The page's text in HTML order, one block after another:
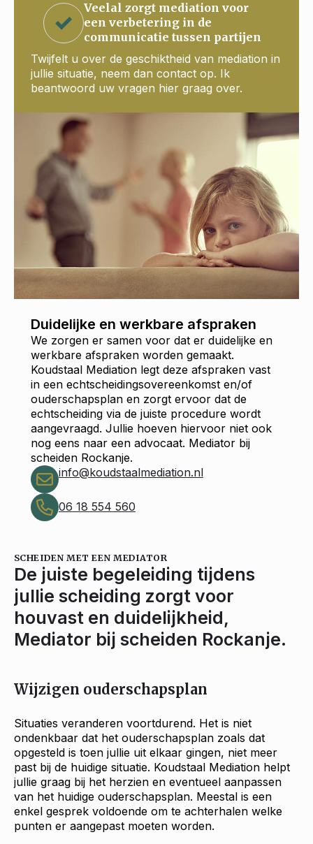
Veelal zorgt mediation voor
een verbetering in de
communicatie tussen partijen
Twijfelt u over de geschiktheid van mediation in
jullie situatie, neem dan contact op. Ik
beantwoord uw vragen hier graag over.
Duidelijke en werkbare afspraken
We zorgen er samen voor dat er duidelijke en
werkbare afspraken worden gemaakt.
Koudstaal Mediation legt deze afspraken vast
in een echtscheidingsovereenkomst en/of
ouderschapsplan en zorgt ervoor dat de
echtscheiding via de juiste procedure wordt
aangevraagd. Jullie hoeven hiervoor niet ook
nog eens naar een advocaat. Mediator bij
scheiden Rockanje.
info@koudstaalmediation.nl
06 18 554 560
SCHEIDEN MET EEN MEDIATOR
De juiste begeleiding tijdens
jullie scheiding zorgt voor
houvast en duidelijkheid,
Mediator bij scheiden Rockanje.
Wijzigen ouderschapsplan
Situaties veranderen voortdurend. Het is niet
ondenkbaar dat het ouderschapsplan zoals dat
opgesteld is toen jullie uit elkaar gingen, niet meer
past bij de huidige situatie. Koudstaal Mediation helpt
jullie graag bij het herzien en eventueel aanpassen
van het huidige ouderschapsplan. Meestal is een
enkel gesprek voldoende om te achterhalen welke
punten er aangepast moeten worden.